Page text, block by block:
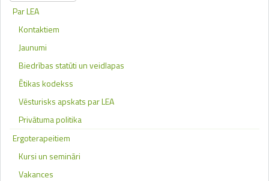
Par LEA
Kontaktiem
Jaunumi
Biedrības statūti un veidlapas
Ētikas kodekss
Vēsturisks apskats par LEA
Privātuma politika
Ergoterapeitiem
Kursi un semināri
Vakances